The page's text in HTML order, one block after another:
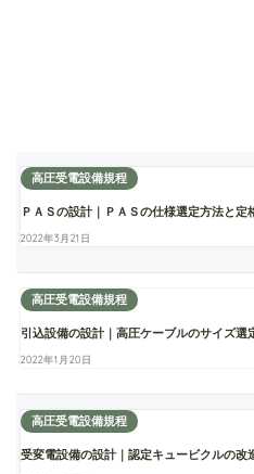
高圧受電設備規程
ＰＡＳの設計｜ＰＡＳの仕様選定方法と
2022年3月21日
高圧受電設備規程
引込設備の設計｜高圧ケーブルのサイズ選
2022年1月20日
高圧受電設備規程
受変電設備の設計｜認定キュービクルの改